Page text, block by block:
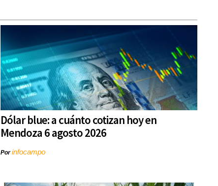
Dólar blue: a cuánto cotizan hoy en
Mendoza 6 agosto 2026
Porinfocampo